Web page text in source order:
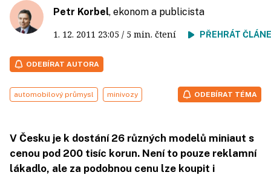
Petr Korbel, ekonom a publicista
1. 12. 2011 23:05 / 5 min. čtení PŘEHRÁT
ODEBÍRAT AUTORA
automobilový průmysl minivozy ODEBÍRAT TÉMA
V Česku je k dostání 26 různých modelů miniaut s
cenou pod 200 tisíc korun. Není to pouze reklamní
lákadlo, ale za podobnou cenu lze koupit i